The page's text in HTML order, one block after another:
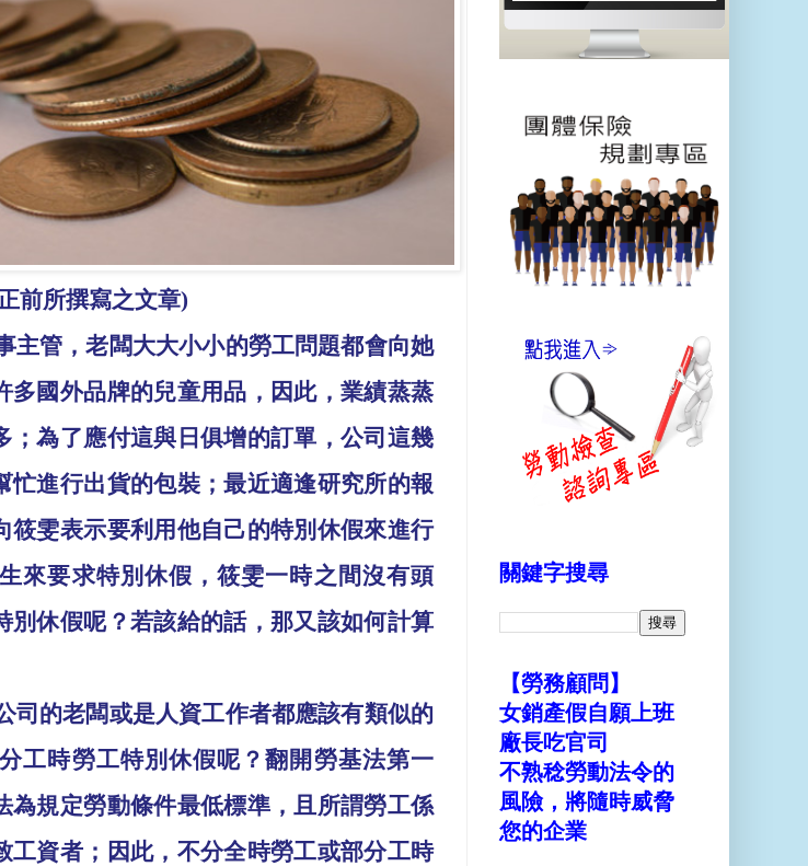
前所撰寫之文章)
主管，老闆大大小小的勞工問題都會向她
多國外品牌的兒童用品，因此，業績蒸蒸
；為了應付這與日俱增的訂單，公司這幾
忙進行出貨的包裝；最近適逢研究所的報
筱雯表示要利用他自己的特別休假來進行
來要求特別休假，筱雯一時之間沒有頭
別休假呢？若該給的話，那又該如何計算
司的老闆或是人資工作者都應該有類似的
工時勞工特別休假呢？翻開勞基法第一
為規定勞動條件最低標準，且所謂勞工係
工資者；因此，不分全時勞工或部分工時
關鍵字搜尋
【勞務顧問】
女銷產假自願上班
廠長吃官司
不熟稔勞動法令的
風險，將隨時威脅
您的企業